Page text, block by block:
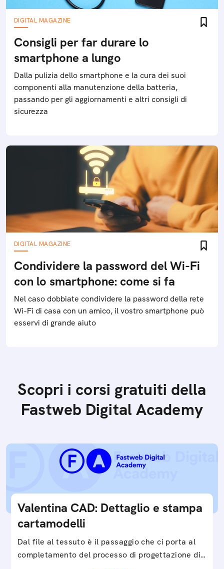
DIGITAL MAGAZINE
Consigli per far durare lo
smartphone a lungo
Dalla pulizia dello smartphone e la cura dei suoi
componenti alla manutenzione della batteria,
passando per gli aggiornamenti e altri consigli di
sicurezza
DIGITAL MAGAZINE
Condividere la password del Wi-Fi
con lo smartphone: come si fa
Nel caso dobbiate condividere la password della rete
Wi-Fi di casa con un amico, il vostro smartphone può
esservi di grande aiuto
Scopri i corsi gratuiti della
Fastweb Digital Academy
Valentina CAD: Dettaglio e stampa
cartamodelli
Dal file al tessuto è il passaggio che ci porta al
completamento del processo di progettazione di